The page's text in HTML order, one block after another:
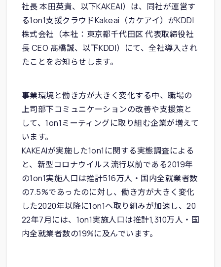
社長 本田英貴、以下KAKEAI）は、同社が運営す
る1on1支援クラウドKakeai（カケアイ）がKDDI
株式会社（本社：東京都千代田区 代表取締役社
長 CEO 髙橋誠、以下KDDI）にて、全社導入され
たことをお知らせします。
事業環境と働き方が大きく変化する中、職場の
上司部下コミュニケーションの改善や支援策と
して、1on1ミーティングに取り組む企業が増えて
います。
KAKEAIが実施した1on1に関する実態調査による
と、新型コロナウイルス流行以前である2019年
の1on1実施人口は推計516万人・国内全就業者数
の7.5%であったのに対し、働き方が大きく変化
した2020年以降に1on1へ取り組みが加速し、20
22年7月には、1on1実施人口は推計1,310万人・国
内全就業者数の19%に及んでいます。